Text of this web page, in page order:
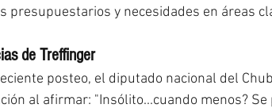
presupuestarios y necesidades en áreas
de Treffinger
posteo, el diputado nacional del
al afirmar: "Insólito...cuando menos?